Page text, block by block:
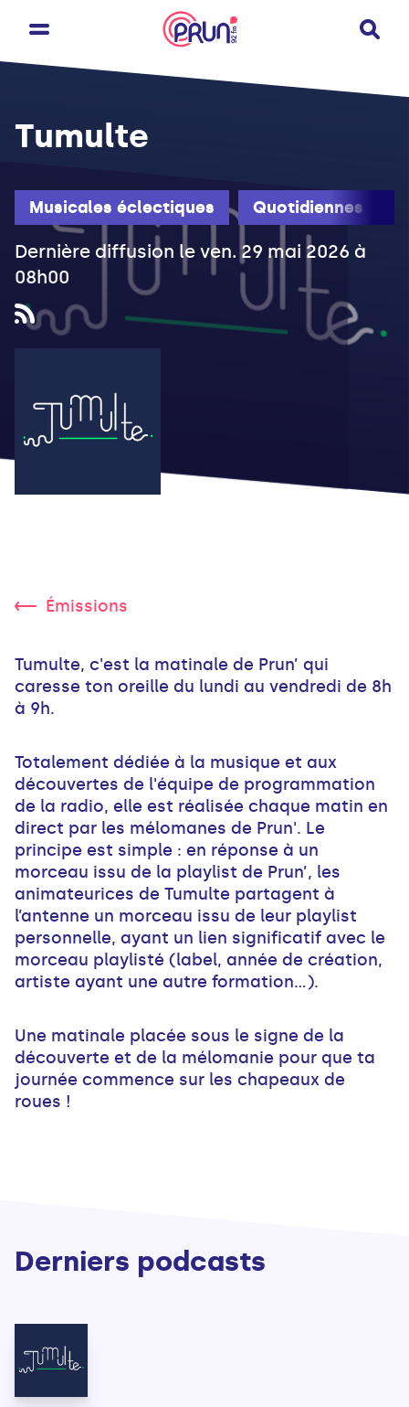
Musicales éclectiques Quotidiennes
Tumulte
Dernière diffusion le ven. 29 mai 2026 à
08h00
Émissions
Tumulte, c'est la matinale de Prun’ qui
caresse ton oreille du lundi au vendredi de 8h
à 9h.
Totalement dédiée à la musique et aux
découvertes de l'équipe de programmation
de la radio, elle est réalisée chaque matin en
direct par les mélomanes de Prun'. Le
principe est simple : en réponse à un
morceau issu de la playlist de Prun’, les
animateurices de Tumulte partagent à
l’antenne un morceau issu de leur playlist
personnelle, ayant un lien significatif avec le
morceau playlisté (label, année de création,
artiste ayant une autre formation…).
Une matinale placée sous le signe de la
découverte et de la mélomanie pour que ta
journée commence sur les chapeaux de
roues !
Derniers podcasts